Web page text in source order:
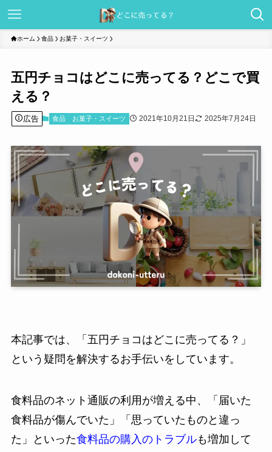
ホーム 食品 お菓子・スイーツ
五円チョコはどこに売ってる？どこで買
える？
広告 食品 お菓子・スイーツ 2021年10月21日 2025年7月24日
本記事では、「五円チョコはどこに売ってる？」
という疑問を解決するお手伝いをしています。
食料品のネット通販の利用が増える中、「届いた
食料品が傷んでいた」「思っていたものと違っ
た」といった食料品の購入のトラブルも増加して